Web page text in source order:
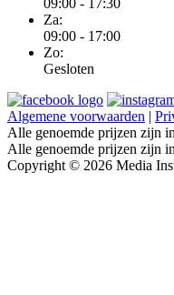
09:00 - 17:30
Za:
09:00 - 17:00
Zo:
Gesloten
Algemene voorwaarden |
Alle genoemde prijzen zijn
Alle genoemde prijzen zijn
Copyright © 2026 Media